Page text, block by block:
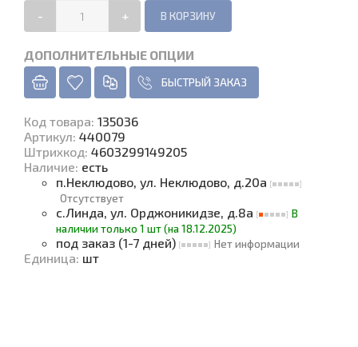
- +
ДОПОЛНИТЕЛЬНЫЕ ОПЦИИ
БЫСТРЫЙ ЗАКАЗ
Код товара: 135036
Артикул: 440079
Штрихкод: 4603299149205
Наличие: есть
п.Неклюдово, ул. Неклюдово, д.20а
Отсутствует
с.Линда, ул. Орджоникидзе, д.8а
В
наличии только 1 шт (на 18.12.2025)
под заказ (1-7 дней) Нет информации
Единица: шт